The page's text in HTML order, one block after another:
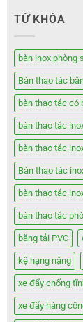
TỪ KHÓA
bàn inox phòng
Bàn thao tác
bàn thao tác có
bàn thao tác
bàn thao tác
Bàn thao tác
bàn thao tác
bàn thao tác
băng tải PVC
kệ hạng nặng
xe đẩy chống
xe đẩy hàng